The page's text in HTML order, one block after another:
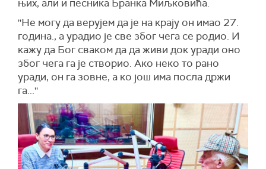
њих, али и песника Бранка Миљковића.
''Не могу да верујем да је на крају он имао 27.
година., а урадио је све због чега се родио. И
кажу да Бог сваком да да живи док уради оно
због чега га је створио. Ако неко то рано
уради, он га зовне, а ко још има посла држи
га...''